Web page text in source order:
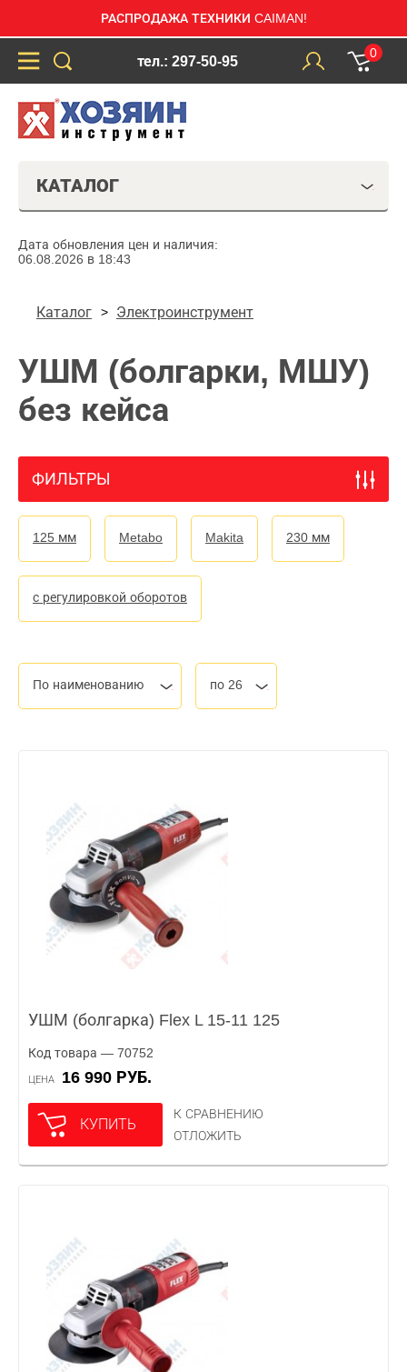
РАСПРОДАЖА ТЕХНИКИ CAIMAN!
тел.: 297-50-95
0
КАТАЛОГ
Дата обновления цен и наличия:
06.08.2026 в 18:43
Каталог Электроинструмент
УШМ (болгарки, МШУ)
без кейса
ФИЛЬТРЫ
125 мм Metabo Makita 230 мм
с регулировкой оборотов
По наименованию по 26
УШМ (болгарка) Flex L 15-11 125
Код товара — 70752
ЦЕНА 16 990 РУБ.
КУПИТЬ
К СРАВНЕНИЮ
ОТЛОЖИТЬ